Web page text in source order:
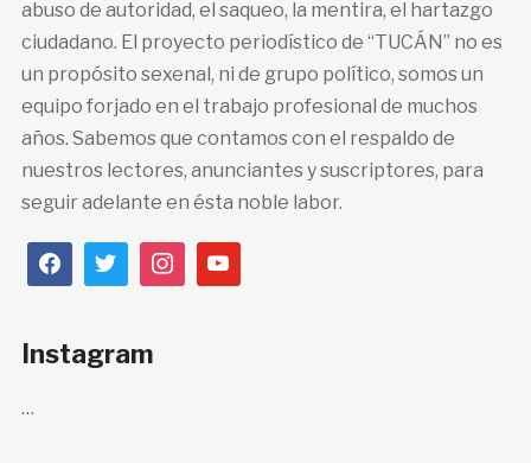
abuso de autoridad, el saqueo, la mentira, el hartazgo
ciudadano. El proyecto periodístico de “TUCÁN” no es
un propósito sexenal, ni de grupo político, somos un
equipo forjado en el trabajo profesional de muchos
años. Sabemos que contamos con el respaldo de
nuestros lectores, anunciantes y suscriptores, para
seguir adelante en ésta noble labor.
Instagram
…